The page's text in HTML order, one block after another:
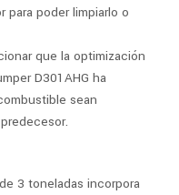
para poder limpiarlo o
que la optimización
D301AHG ha
sean
3 toneladas incorpora